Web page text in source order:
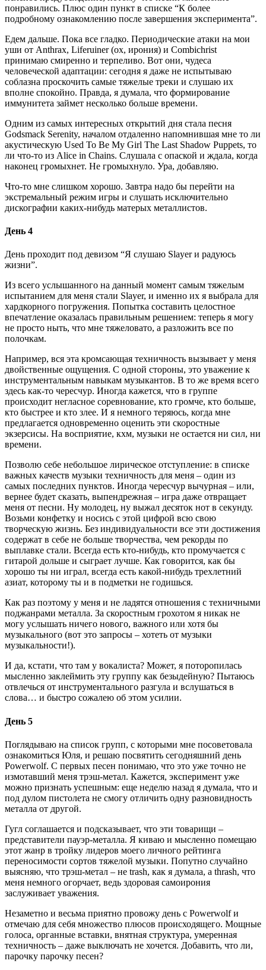
понравились. Плюс один пункт в списке “К более
подробному ознакомлению после завершения эксперимента”.
Едем дальше. Пока все гладко. Периодические атаки на мои
уши от Anthrax, Liferuiner (ох, ирония) и Combichrist
принимаю смиренно и терпеливо. Вот они, чудеса
человеческой адаптации: сегодня я даже не испытываю
соблазна проскочить самые тяжелые треки и слушаю их
вполне спокойно. Правда, я думала, что формирование
иммунитета займет несколько больше времени.
Одним из самых интересных открытий дня стала песня
Godsmack Serenity, началом отдаленно напомнившая мне то ли
акустическую Used To Be My Girl The Last Shadow Puppets, то
ли что-то из Alice in Chains. Слушала с опаской и ждала, когда
наконец громыхнет. Не громыхнуло. Ура, добавляю.
Что-то мне слишком хорошо. Завтра надо бы перейти на
экстремальный режим игры и слушать исключительно
дискографии каких-нибудь матерых металлистов.
День 4
День проходит под девизом “Я слушаю Slayer и радуюсь
жизни”.
Из всего услышанного на данный момент самым тяжелым
испытанием для меня стали Slayer, и именно их я выбрала для
хардкорного погружения. Попытка составить целостное
впечатление оказалась правильным решением: теперь я могу
не просто ныть, что мне тяжеловато, а разложить все по
полочкам.
Например, вся эта кромсающая техничность вызывает у меня
двойственные ощущения. С одной стороны, это уважение к
инструментальным навыкам музыкантов. В то же время всего
здесь как-то чересчур. Иногда кажется, что в группе
происходит негласное соревнование, кто громче, кто больше,
кто быстрее и кто злее. И я немного теряюсь, когда мне
предлагается одновременно оценить эти скоростные
экзерсисы. На восприятие, кхм, музыки не остается ни сил, ни
времени.
Позволю себе небольшое лирическое отступление: в списке
важных качеств музыки техничность для меня – один из
самых последних пунктов. Иногда чересчур вычурная – или,
вернее будет сказать, выпендрежная – игра даже отвращает
меня от песни. Ну молодец, ну выжал десяток нот в секунду.
Возьми конфетку и носись с этой цифрой всю свою
творческую жизнь. Без индивидуальности все эти достижения
содержат в себе не больше творчества, чем рекорды по
выплавке стали. Всегда есть кто-нибудь, кто промучается с
гитарой дольше и сыграет лучше. Как говорится, как бы
хорошо ты ни играл, всегда есть какой-нибудь трехлетний
азиат, которому ты и в подметки не годишься.
Как раз поэтому у меня и не ладятся отношения с техничными
поджанрами металла. За скоростным грохотом я никак не
могу услышать ничего нового, важного или хотя бы
музыкального (вот это запросы – хотеть от музыки
музыкальности!).
И да, кстати, что там у вокалиста? Может, я поторопилась
мысленно заклеймить эту группу как безыдейную? Пытаюсь
отвлечься от инструментального разгула и вслушаться в
слова… и быстро сожалею об этом усилии.
День 5
Поглядываю на список групп, с которыми мне посоветовала
ознакомиться Юля, и решаю посвятить сегодняшний день
Powerwolf. С первых песен понимаю, что это уже точно не
измотавший меня трэш-метал. Кажется, эксперимент уже
можно признать успешным: еще неделю назад я думала, что и
под дулом пистолета не смогу отличить одну разновидность
металла от другой.
Гугл соглашается и подсказывает, что эти товарищи –
представители пауэр-металла. Я киваю и мысленно помещаю
этот жанр в тройку лидеров моего личного рейтинга
переносимости сортов тяжелой музыки. Попутно случайно
выясняю, что трэш-метал – не trash, как я думала, а thrash, что
меня немного огорчает, ведь здоровая самоирония
заслуживает уважения.
Незаметно и весьма приятно провожу день с Powerwolf и
отмечаю для себя множество плюсов происходящего. Мощные
голоса, органные вставки, внятная структура, умеренная
техничность – даже выключать не хочется. Добавить, что ли,
парочку парочку песен?